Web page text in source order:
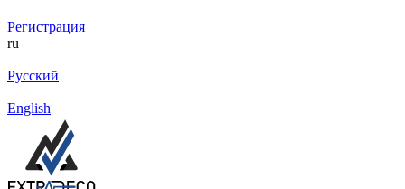
Регистрация
ru
Русский
English